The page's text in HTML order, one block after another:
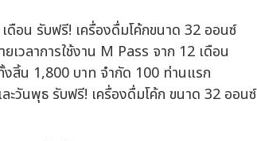
อน รับฟรี! เครื่องดื่มโค้กขนาด 32 ออนซ์
วลาการใช้งาน M Pass จาก 12 เดือน
สิ้น 1,800 บาท จำกัด 100 ท่านแรก
วันพุธ รับฟรี! เครื่องดื่มโค้ก ขนาด 32 ออนซ์